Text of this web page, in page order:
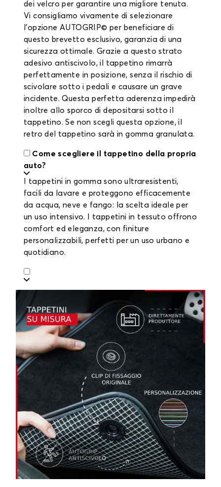
dei velcro per garantire una migliore tenuta.
Vi consigliamo vivamente di selezionare
l'opzione AUTOGRIP© per beneficiare di
questo brevetto esclusivo, garanzia di una
sicurezza ottimale. Grazie a questo strato
adesivo antiscivolo, il tappetino rimarrà
perfettamente in posizione, senza il rischio di
scivolare sotto i pedali e causare un grave
incidente. Questa perfetta aderenza impedirà
inoltre allo sporco di depositarsi sotto il
tappetino. Se non scegli questa opzione, il
retro del tappetino sarà in gomma granulata.
Come scegliere il tappetino della propria
auto?
I tappetini in gomma sono ultraresistenti,
facili da lavare e proteggono efficacemente
da acqua, neve e fango: la scelta ideale per
un uso intensivo. I tappetini in tessuto offrono
comfort ed eleganza, con finiture
personalizzabili, perfetti per un uso urbano e
quotidiano.